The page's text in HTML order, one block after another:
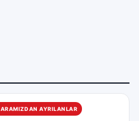
ARAMIZDAN AYRILANLAR